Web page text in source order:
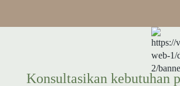
Konsultasikan kebutuhan